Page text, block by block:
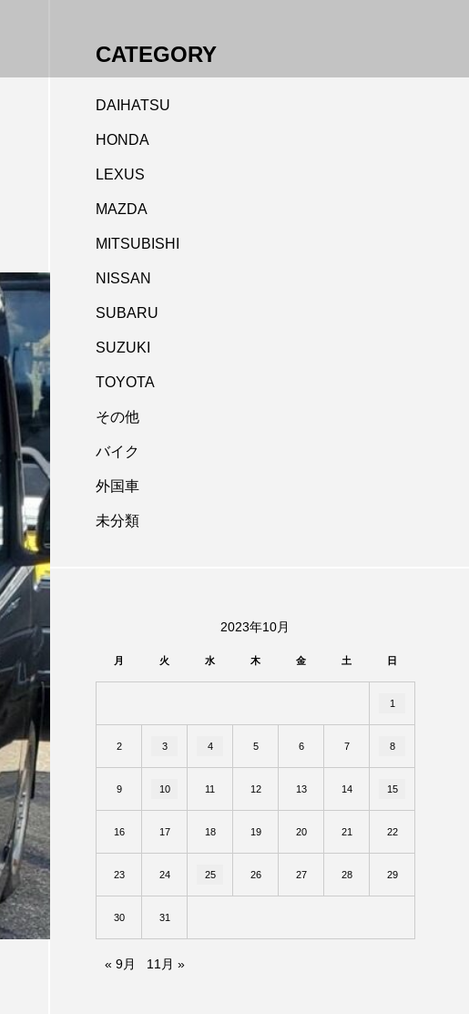
CATEGORY
DAIHATSU
HONDA
LEXUS
MAZDA
MITSUBISHI
NISSAN
SUBARU
SUZUKI
TOYOTA
その他
バイク
外国車
未分類
2023年10月
月 火 水 木 金 土 日
1
2 3 4 5 6 7 8
9 10 11 12 13 14 15
16 17 18 19 20 21 22
23 24 25 26 27 28 29
30 31
« 9月 11月 »